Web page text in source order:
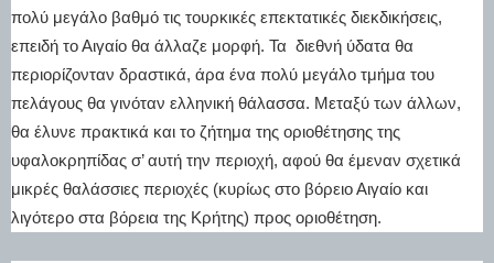
πολύ μεγάλο βαθμό τις τουρκικές επεκτατικές διεκδικήσεις,
επειδή το Αιγαίο θα άλλαζε μορφή. Τα διεθνή ύδατα θα
περιορίζονταν δραστικά, άρα ένα πολύ μεγάλο τμήμα του
πελάγους θα γινόταν ελληνική θάλασσα. Μεταξύ των άλλων,
θα έλυνε πρακτικά και το ζήτημα της οριοθέτησης της
υφαλοκρηπίδας σ’ αυτή την περιοχή, αφού θα έμεναν σχετικά
μικρές θαλάσσιες περιοχές (κυρίως στο βόρειο Αιγαίο και
λιγότερο στα βόρεια της Κρήτης) προς οριοθέτηση.